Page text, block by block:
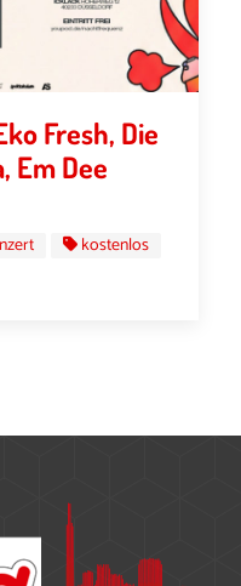
Fresh, Die
Em Dee
kostenlos